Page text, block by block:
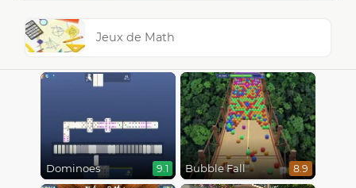
Jeux de Math
Dominoes 9.1 Bubble Fall 8.9